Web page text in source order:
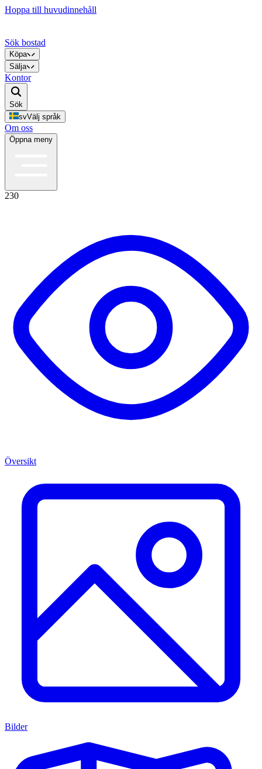
Hoppa till huvudinnehåll
Sök bostad
Köpa
Sälja
Kontor
Sök
svVälj språk
Om oss
Öppna meny
230
Översikt
Bilder